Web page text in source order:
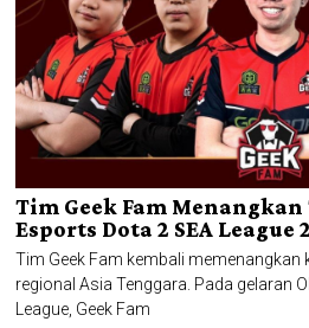
Tim Geek Fam
Esports Dota 2 SEA League
Tim Geek Fam kembali memenangkan
regional Asia Tenggara. Pada gelaran
League, Geek Fam